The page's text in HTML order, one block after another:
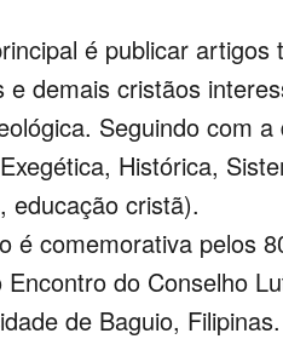
é publicar
e demais cristãos
Seguindo com
Histórica,
educação cristã).
é comemorativa pelos
Encontro do Conselho
de Baguio,